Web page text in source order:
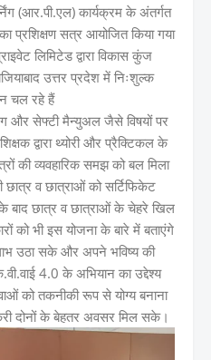
(आर.पी.एल) कार्यक्रम के अंतर्गत
प्रशिक्षण सत्र आयोजित किया गया
लिमिटेड द्वारा विकास कुंज
उत्तर प्रदेश में निःशुल्क
चल रहे हैं
और सेफ्टी मैन्युअल जैसे विषयों पर
द्वारा थ्योरी और प्रैक्टिकल के
की व्यवहारिक समझ को बल मिला
व छात्राओं को सर्टिफिकेट
के बाद छात्र व छात्राओं के चेहरे खिल
को भी इस योजना के बारे में बताएंगे
उठा सके और अपने भविष्य की
4.0 के अभियान का उद्देश्य
को तकनीकी रूप से योग्य बनाना
दोनों के बेहतर अवसर मिल सके।